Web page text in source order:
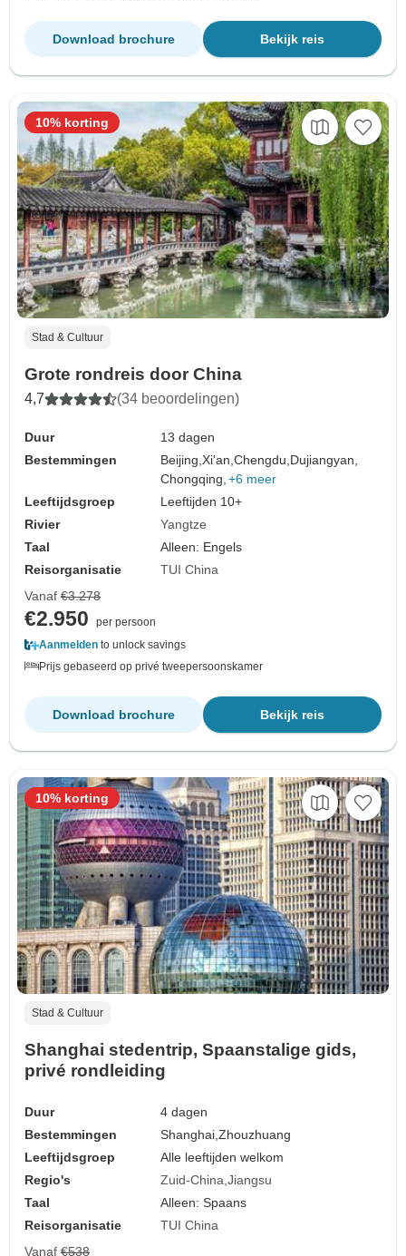
Bekijk reis
Download brochure
Stad & Cultuur
Grote rondreis door China
4,7 (34 beoordelingen)
Duur
13 dagen
Bestemmingen
Beijing,Xi'an,Chengdu, Dujiangyan,
Chongqing, +6 meer
Leeftijdsgroep
Leeftijden 10+
Rivier
Yangtze
Taal
Alleen: Engels
Reisorganisatie
TUI China
10% korting
Vanaf €3.278
€2.950
per persoon
Aanmelden to unlock savings
Prijs gebaseerd op privé tweepersoonskamer
Bekijk reis
Download brochure
Stad & Cultuur
Shanghai stedentrip, Spaanstalige gids,
privé rondleiding
Duur
4 dagen
Bestemmingen
Shanghai,Zhouzhuang
Leeftijdsgroep
Alle leeftijden welkom
Regio's
Zuid-China Jiangsu
Taal
Alleen: Spaans
Reisorganisatie
TUI China
10% korting
Vanaf €538